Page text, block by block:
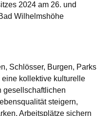
2024 am 26. und
Wilhelmshöhe
Schlösser, Burgen, Parks
kollektive kulturelle
gesellschaftlichen
steigern,
Arbeitsplätze sichern